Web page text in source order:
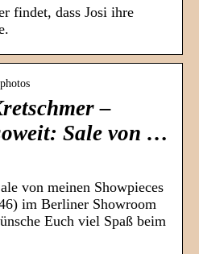
findet, dass Josi ihre
–
Sale von …
von meinen Showpieces
im Berliner Showroom
Euch viel Spaß beim